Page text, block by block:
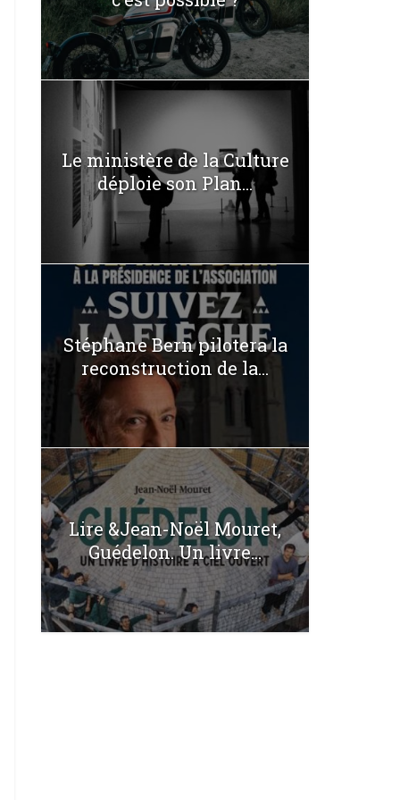
Le ministère de la Culture
déploie son Plan...
Stéphane Bern pilotera la
reconstruction de la...
Lire &Jean-Noël Mouret,
Guédelon. Un livre...